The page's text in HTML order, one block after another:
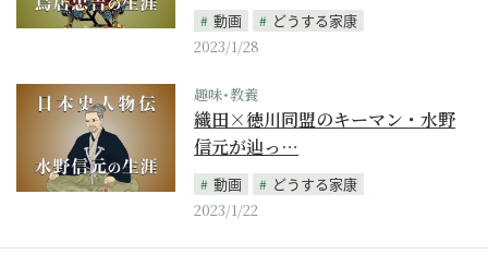
動画
どうする家康
2023/1/28
趣味･教養
織田×徳川同盟のキーマン・水野
信元が辿っ…
動画
どうする家康
2023/1/22